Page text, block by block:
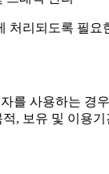
처리되도록 필요
를 사용하는 경
, 보유 및 이용